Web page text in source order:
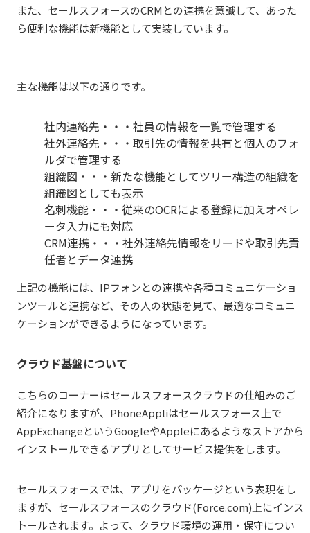
また、セールスフォースのCRMとの連携を意識して、あった
ら便利な機能は新機能として実装しています。
主な機能は以下の通りです。
社内連絡先・・・社員の情報を一覧で管理する
社外連絡先・・・取引先の情報を共有と個人のフォ
ルダで管理する
組織図・・・新たな機能としてツリー構造の組織を
組織図としても表示
名刺機能・・・従来のOCRによる登録に加えオペレ
ータ入力にも対応
CRM連携・・・社外連絡先情報をリードや取引先責
任者とデータ連携
上記の機能には、IPフォンとの連携や各種コミュニケーショ
ンツールと連携など、その人の状態を見て、最適なコミュニ
ケーションができるようになっています。
クラウド基盤について
こちらのコーナーはセールスフォースクラウドの仕組みのご
紹介になりますが、PhoneAppliはセールスフォース上で
AppExchangeというGoogleやAppleにあるようなストアから
インストールできるアプリとしてサービス提供をします。
セールスフォースでは、アプリをパッケージという表現をし
ますが、セールスフォースのクラウド(Force.com)上にインス
トールされます。よって、クラウド環境の運用・保守につい